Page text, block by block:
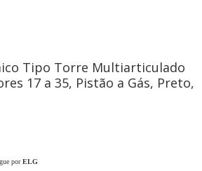
Tipo Torre Multiarticulado
17 a 35, Pistão a Gás, Preto,
por ELG